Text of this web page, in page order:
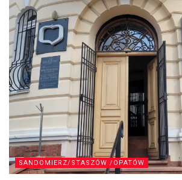
SANDOMIERZ/STASZÓW /OPATÓW